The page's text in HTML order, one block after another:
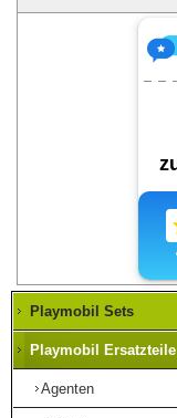
Playmobil Sets
Playmobil Ersatzteile
Agenten